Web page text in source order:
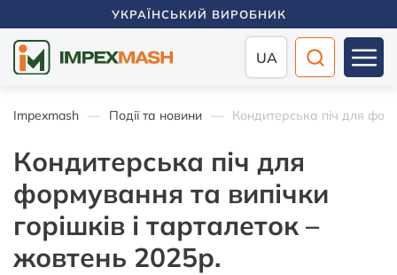
УКРАЇНСЬКИЙ ВИРОБНИК
UA
Impexmash Події та новини Кондитерська піч для
Кондитерська піч для
формування та випічки
горішків і тарталеток –
жовтень 2025р.